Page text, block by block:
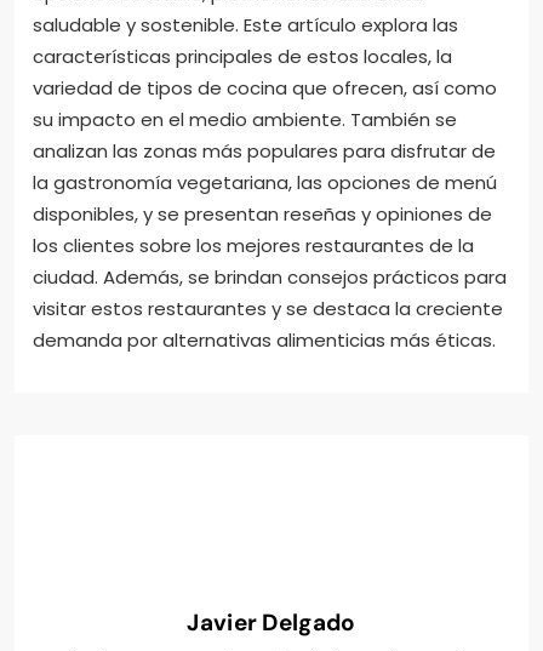
forma de disfrutar la gastronomía madrileña.
Finalmente, leer reseñas en plataformas confiables
puede guiar en la elección del restaurante
adecuado.
Los restaurantes vegetarianos en Madrid son
establecimientos que ofrecen exclusivamente
opciones sin carne, promoviendo una dieta
saludable y sostenible. Este artículo explora las
características principales de estos locales, la
variedad de tipos de cocina que ofrecen, así como
su impacto en el medio ambiente. También se